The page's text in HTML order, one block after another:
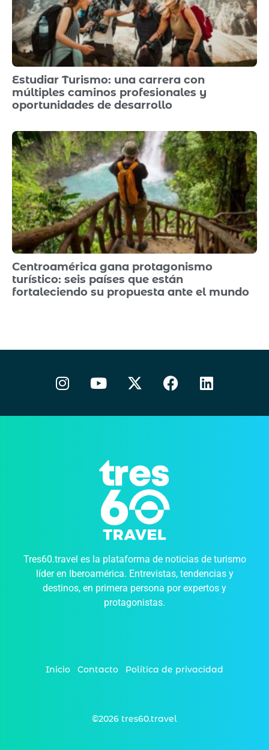
Estudiar Turismo: una carrera con
múltiples caminos profesionales y
oportunidades de desarrollo
Centroamérica gana protagonismo
turístico: seis países que están
fortaleciendo su propuesta ante el mundo
Tres60.travel es la plataforma de noticias de turismo
líder en Iberoamérica. Entrevistas, tendencias y
destinos, en primera persona por expertos y
protagonistas.
Inicio Contacto Política de privacidad
©2026 tres60.travel